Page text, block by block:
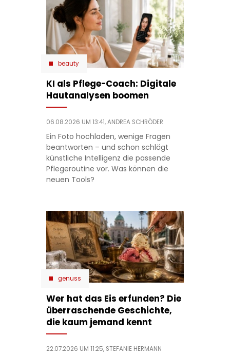
beauty
KI als Pflege-Coach: Digitale
Hautanalysen boomen
06.08.2026 UM 13:41,ANDREA SCHRÖDER
Ein Foto hochladen, wenige Fragen
beantworten – und schon schlägt
künstliche Intelligenz die passende
Pflegeroutine vor. Was können die
neuen Tools?
genuss
Wer hat das Eis erfunden? Die
überraschende Geschichte,
die kaum jemand kennt
22.07.2026 UM 11:25, STEFANIE HERMANN